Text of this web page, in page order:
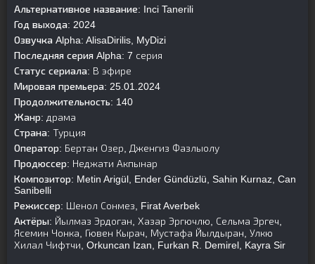
Альтернативное название: Inci Tanerili
Год выхода: 2024
Озвучка Alpha: AlisaDirilis, MyDizi
Последняя серия Alpha: 7 серия
Статус сериала: В эфире
Мировая премьера: 25.01.2024
Продолжительность: 140
Жанр: драма
Страна: Турция
Оператор: Бертан Озер, Дженгиз Фазлыолу
Продюссер: Неджати Акпынар
Композитор: Metin Arigül, Ender Gündüzlü, Sahin Kurnaz, Can
Sanibelli
Режиссер: Шенол Сонмез, Firat Averbek
Актёры: Йылмаз Эрдоган, Хазар Эргючлю, Сельма Эргеч,
Ясемин Чонка, Гювен Кырач, Мустафа Йылдыран, Улкю
Хилал Чифтчи, Orkuncan Izan, Furkan R. Demirel, Kayra Sir